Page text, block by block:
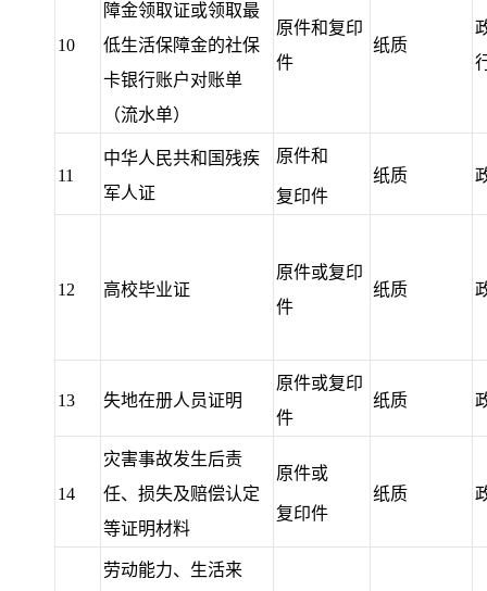
10
障金领取证或领取最
低生活保障金的社保
卡银行账户对账单
（流水单）
原件和复印
件
纸质
11
中华人民共和国残疾
军人证
原件和
复印件
纸质
12 高校毕业证
原件或复印
件
纸质
13 失地在册人员证明
原件或复印
件
纸质
14
灾害事故发生后责
任、损失及赔偿认定
等证明材料
原件或
复印件
纸质
劳动能力、生活来